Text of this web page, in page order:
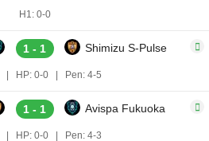
H1: 0-0
1 - 1 Shimizu S-Pulse
HP: 0-0 Pen: 4-5
1 - 1 Avispa Fukuoka
HP: 0-0 Pen: 4-3